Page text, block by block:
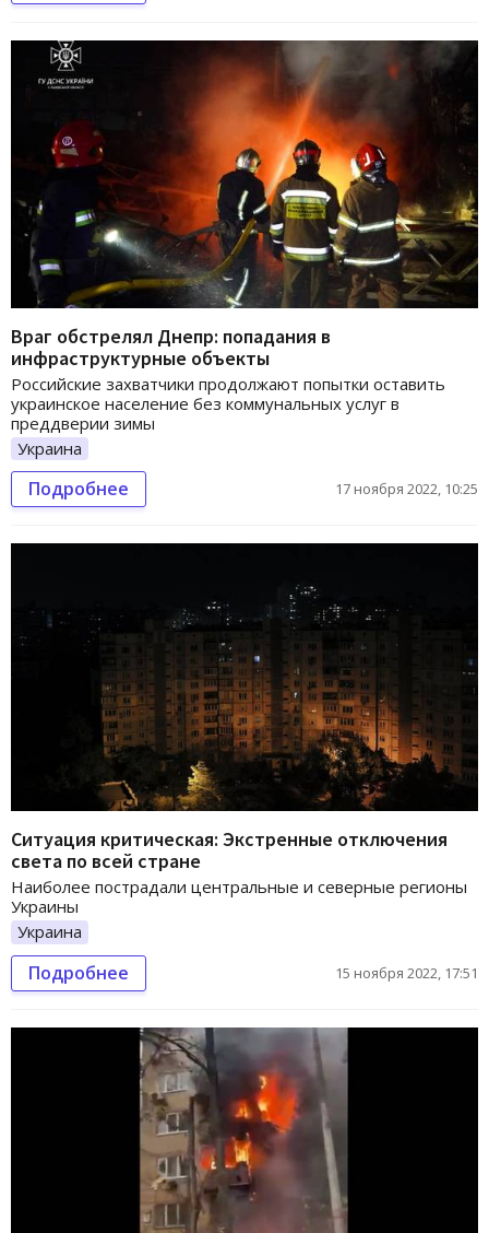
Враг обстрелял Днепр: попадания в
инфраструктурные объекты
Российские захватчики продолжают попытки оставить
украинское население без коммунальных услуг в
преддверии зимы
Украина
Подробнее 17 ноября 2022, 10:25
Ситуация критическая: Экстренные отключения
света по всей стране
Наиболее пострадали центральные и северные регионы
Украины
Украина
Подробнее 15 ноября 2022, 17:51